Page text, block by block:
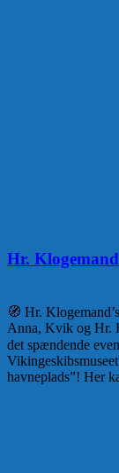
Hr.
🧭 Hr.
Anna, Kvik og Hr.
det spændende
havneplads”! Her